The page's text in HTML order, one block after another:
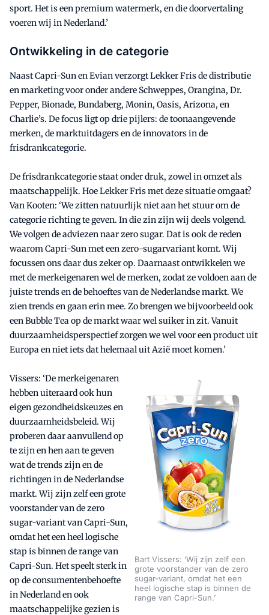
sport. Het is een premium watermerk, en die doorvertaling
voeren wij in Nederland.’
Ontwikkeling in de categorie
Naast Capri-Sun en Evian verzorgt Lekker Fris de distributie
en marketing voor onder andere Schweppes, Orangina, Dr.
Pepper, Bionade, Bundaberg, Monin, Oasis, Arizona, en
Charlie’s. De focus ligt op drie pijlers: de toonaangevende
merken, de marktuitdagers en de innovators in de
frisdrankcategorie.
De frisdrankcategorie staat onder druk, zowel in omzet als
maatschappelijk. Hoe Lekker Fris met deze situatie omgaat?
Van Kooten: ‘We zitten natuurlijk niet aan het stuur om de
categorie richting te geven. In die zin zijn wij deels volgend.
We volgen de adviezen naar zero sugar. Dat is ook de reden
waarom Capri-Sun met een zero-sugarvariant komt. Wij
focussen ons daar dus zeker op. Daarnaast ontwikkelen we
met de merkeigenaren wel de merken, zodat ze voldoen aan de
juiste trends en de behoeftes van de Nederlandse markt. We
zien trends en gaan erin mee. Zo brengen we bijvoorbeeld ook
een Bubble Tea op de markt waar wel suiker in zit. Vanuit
duurzaamheidsperspectief zorgen we wel voor een product uit
Europa en niet iets dat helemaal uit Azië moet komen.’
Bart Vissers: ‘Wij zijn zelf een
grote voorstander van de zero
sugar-variant, omdat het een
heel logische stap is binnen de
range van Capri-Sun.’
Vissers: ‘De merkeigenaren
hebben uiteraard ook hun
eigen gezondheidskeuzes en
duurzaamheidsbeleid. Wij
proberen daar aanvullend op
te zijn en hen aan te geven
wat de trends zijn en de
richtingen in de Nederlandse
markt. Wij zijn zelf een grote
voorstander van de zero
sugar-variant van Capri-Sun,
omdat het een heel logische
stap is binnen de range van
Capri-Sun. Het speelt sterk in
op de consumentenbehoefte
in Nederland en ook
maatschappelijke gezien is